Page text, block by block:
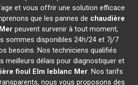
et vous offrir une solution efficace
que les pannes de chaudière
Mer peuvent survenir à tout moment,
sommes disponibles 24h/24 et 7j/7
besoins. Nos techniciens qualifiés
meilleurs délais pour diagnostiquer et
fioul Elm leblanc Mer. Nos tarifs
nous vous proposons des